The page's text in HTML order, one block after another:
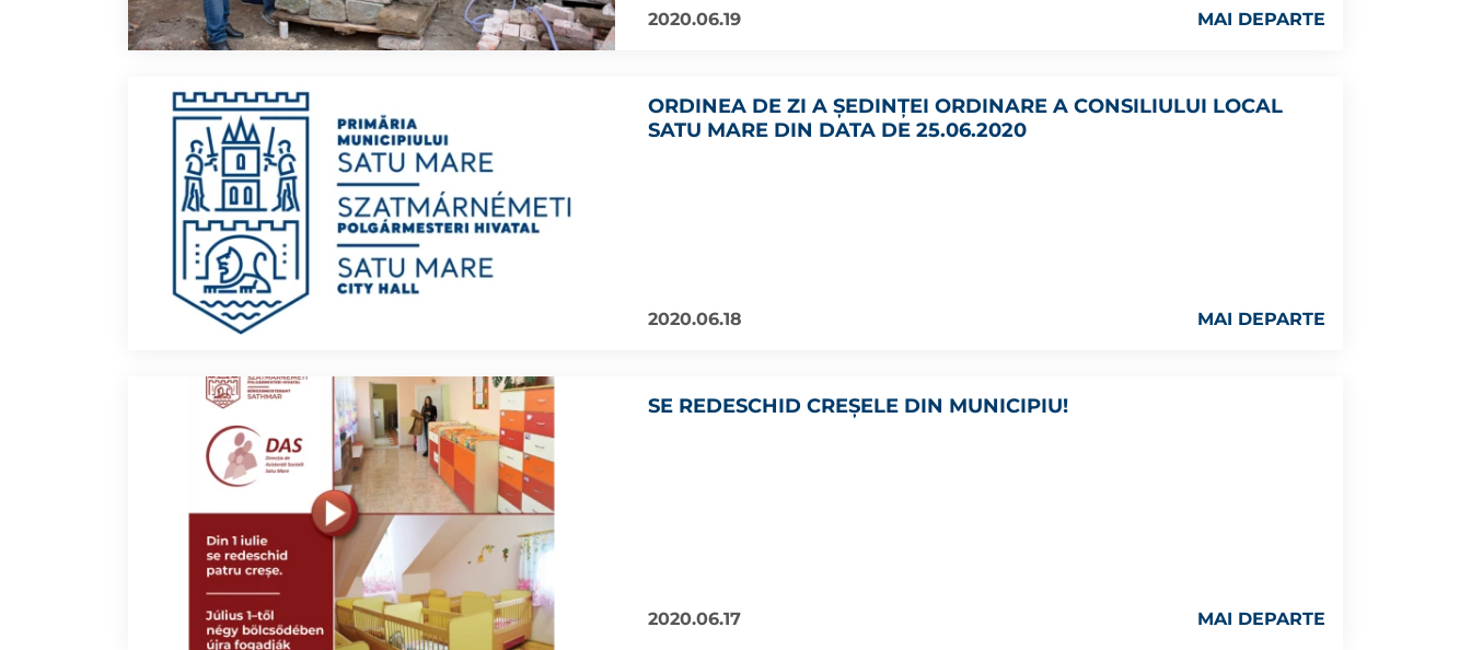
2020.06.19 MAI DEPARTE
ORDINEA DE ZI A ȘEDINȚEI ORDINARE A CONSILIULUI LOCAL
SATU MARE DIN DATA DE 25.06.2020
2020.06.18 MAI DEPARTE
SE REDESCHID CREȘELE DIN MUNICIPIU!
2020.06.17 MAI DEPARTE